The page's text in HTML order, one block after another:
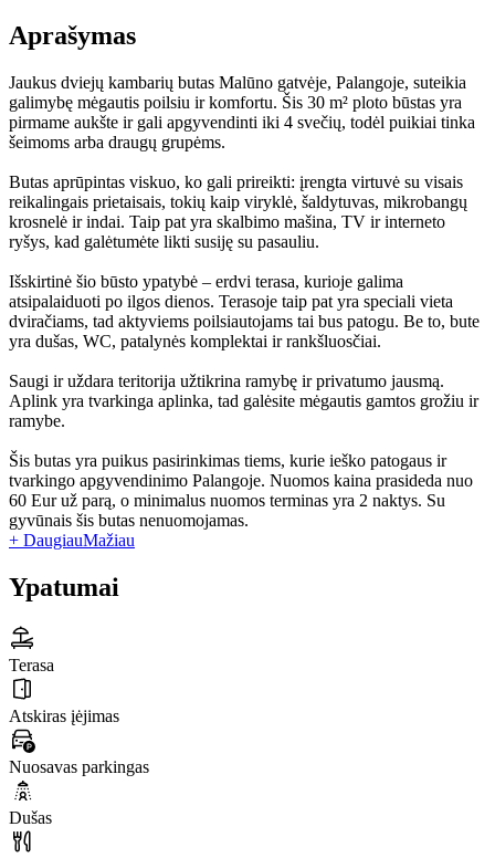
Aprašymas
Jaukus dviejų kambarių butas Malūno gatvėje, Palangoje, suteikia
galimybę mėgautis poilsiu ir komfortu. Šis 30 m² ploto būstas yra
pirmame aukšte ir gali apgyvendinti iki 4 svečių, todėl puikiai tinka
šeimoms arba draugų grupėms.
Butas aprūpintas viskuo, ko gali prireikti: įrengta virtuvė su visais
reikalingais prietaisais, tokių kaip viryklė, šaldytuvas, mikrobangų
krosnelė ir indai. Taip pat yra skalbimo mašina, TV ir interneto
ryšys, kad galėtumėte likti susiję su pasauliu.
Išskirtinė šio būsto ypatybė – erdvi terasa, kurioje galima
atsipalaiduoti po ilgos dienos. Terasoje taip pat yra speciali vieta
dviračiams, tad aktyviems poilsiautojams tai bus patogu. Be to, bute
yra dušas, WC, patalynės komplektai ir rankšluosčiai.
Saugi ir uždara teritorija užtikrina ramybę ir privatumo jausmą.
Aplink yra tvarkinga aplinka, tad galėsite mėgautis gamtos grožiu ir
ramybe.
Šis butas yra puikus pasirinkimas tiems, kurie ieško patogaus ir
tvarkingo apgyvendinimo Palangoje. Nuomos kaina prasideda nuo
60 Eur už parą, o minimalus nuomos terminas yra 2 naktys. Su
gyvūnais šis butas nenuomojamas.
+ DaugiauMažiau
Ypatumai
Terasa
Atskiras įėjimas
Nuosavas parkingas
Dušas